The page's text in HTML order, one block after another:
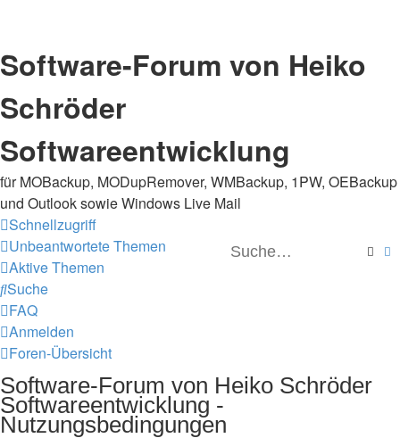
Software-Forum von Heiko
Schröder
Softwareentwicklung
für MOBackup, MODupRemover, WMBackup, 1PW, OEBackup
und Outlook sowie Windows Live Mail
Schnellzugriff
Unbeantwortete Themen
Aktive Themen
Suche
FAQ
Anmelden
Foren-Übersicht
Software-Forum von Heiko Schröder
Softwareentwicklung -
Nutzungsbedingungen